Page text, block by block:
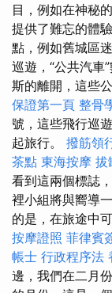
目，例如在神秘
提供了難忘的體驗
點，例如舊城區
巡遊，“公共汽車
斯的離開，這些
保證第一頁 整骨
號，這些飛行巡
起旅行。 撥筋領
茶點 東海按摩 拔
看到這兩個標誌
裡小組將與嚮導
的是，在旅途中
按摩證照 菲律賓
帳士 行政程序法
邊，我們在二月